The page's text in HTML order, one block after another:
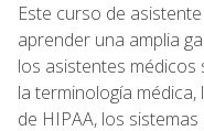
Este curso de
aprender una amplia
los asistentes médicos
la terminología médica,
de HIPAA, los